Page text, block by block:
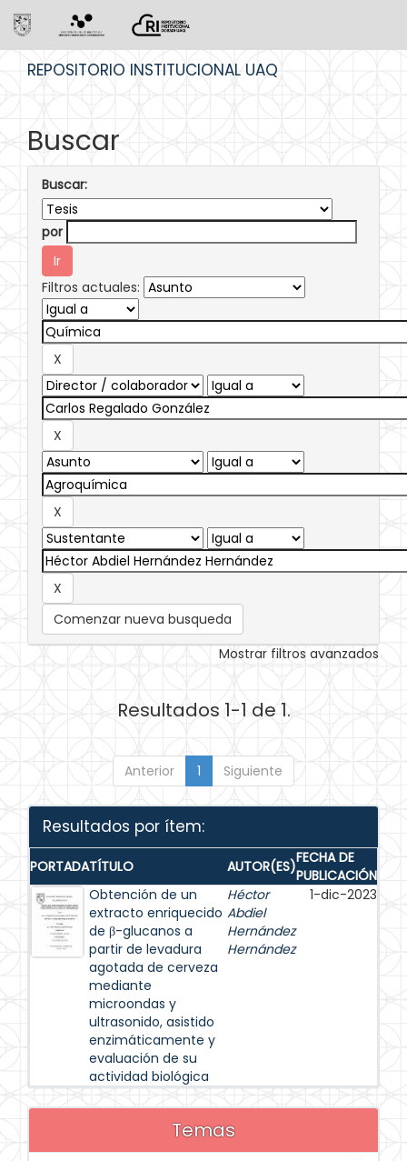
REPOSITORIO INSTITUCIONAL UAQ
Buscar
Buscar:
por
Filtros actuales:
Comenzar nueva busqueda
Mostrar filtros avanzados
Resultados 1-1 de 1.
Anterior 1 Siguiente
Resultados por ítem:
PORTADATÍTULO AUTOR(ES)FECHA DE
PUBLICACIÓN
Obtención de un
extracto enriquecido
de β-glucanos a
partir de levadura
agotada de cerveza
mediante
microondas y
ultrasonido, asistido
enzimáticamente y
evaluación de su
actividad biológica
Héctor
Abdiel
Hernández
Hernández
1-dic-2023
Temas